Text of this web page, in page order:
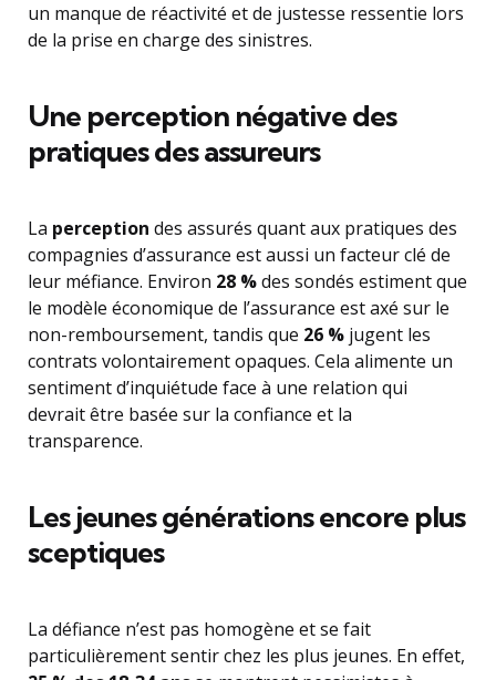
un manque de réactivité et de justesse ressentie lors
de la prise en charge des sinistres.
Une perception négative des
pratiques des assureurs
La perception des assurés quant aux pratiques des
compagnies d’assurance est aussi un facteur clé de
leur méfiance. Environ 28 %des sondés estiment que
le modèle économique de l’assurance est axé sur le
non-remboursement, tandis que 26 % jugent les
contrats volontairement opaques. Cela alimente un
sentiment d’inquiétude face à une relation qui
devrait être basée sur la confiance et la
transparence.
Les jeunes générations encore plus
sceptiques
La défiance n’est pas homogène et se fait
particulièrement sentir chez les plus jeunes. En effet,